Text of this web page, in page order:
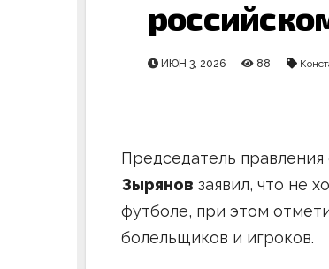
ИЮН 3, 2026 88
Председатель
Зырянов заявил, что не
футболе, при этом
болельщиков и игроков.